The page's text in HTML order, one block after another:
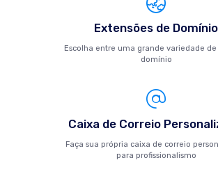
Extensões de Domínio
Escolha entre uma grande variedade de
domínio
Caixa de Correio
Faça sua própria caixa de correio
para profissionalismo